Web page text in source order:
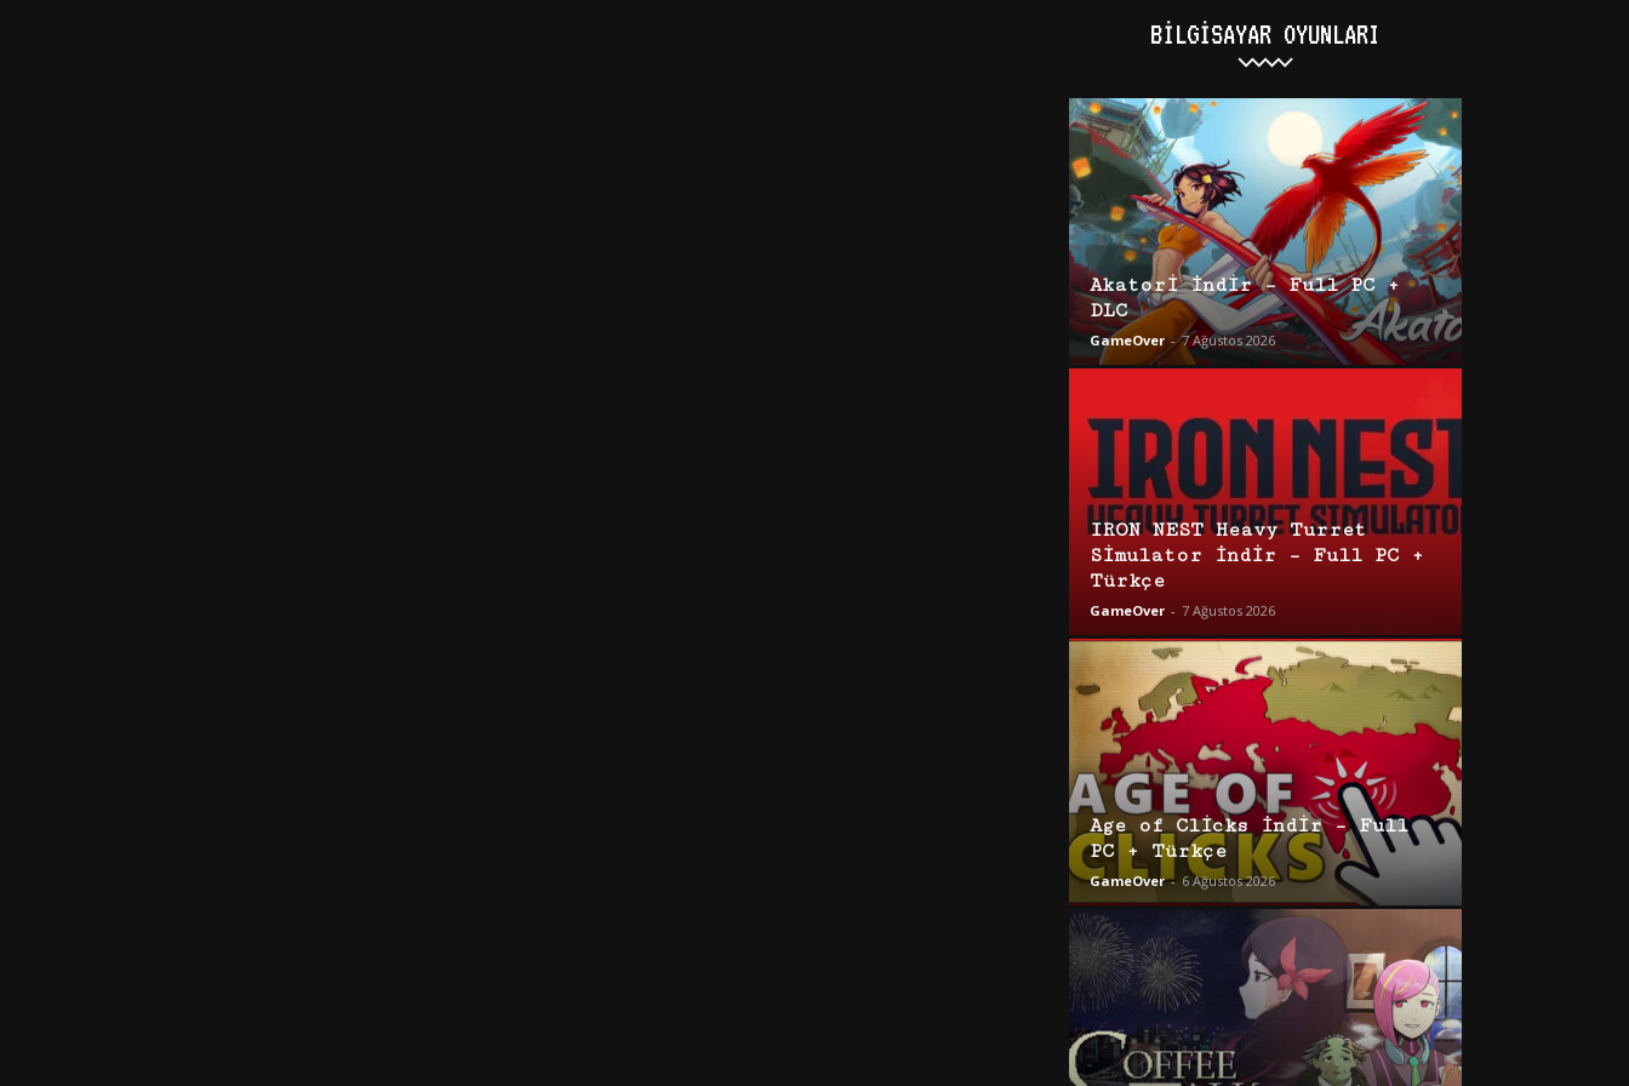
BILGISAYAR OYUNLARI
Akatori İndir – Full PC +
DLC
GameOver - 7 Ağustos 2026
IRON NEST Heavy Turret
Simulator İndir – Full PC +
Türkçe
GameOver - 7 Ağustos 2026
Age of Clicks İndir – Full
PC + Türkçe
GameOver - 6 Ağustos 2026